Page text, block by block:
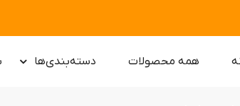
همه محصولات دسته‌بندی‌ها